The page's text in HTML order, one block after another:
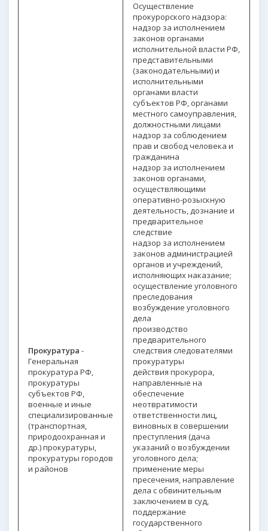
Прокуратура -
Генеральная
прокуратура РФ,
прокуратуры
субъектов РФ,
военные и иные
специализированные
(транспортная,
природоохранная и
др.) прокуратуры,
прокуратуры городов
и районов
Осуществление
прокурорского надзора:
надзор за исполнением
законов органами
исполнительной власти РФ,
представительными
(законодательными) и
исполнительными
органами власти
субъектов РФ, органами
местного самоуправления,
должностными лицами
надзор за соблюдением
прав и свобод человека и
гражданина
надзор за исполнением
законов органами,
осуществляющими
оперативно-розыскную
деятельность, дознание и
предварительное
следствие
надзор за исполнением
законов администрацией
органов и учреждений,
исполняющих наказание;
осуществление уголовного
преследования
возбуждение уголовного
дела
производство
предварительного
следствия следователями
прокуратуры
действия прокурора,
направленные на
обеспечение
неотвратимости
ответственности лиц,
виновных в совершении
преступления (дача
указаний о возбуждении
уголовного дела;
применение меры
пресечения, направление
дела с обвинительным
заключением в суд,
поддержание
государственного